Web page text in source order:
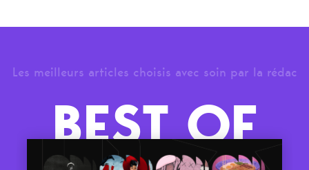
Les meilleurs articles choisis avec soin par la rédac
BEST OF